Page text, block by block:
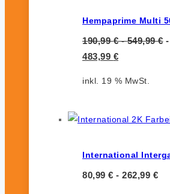
Hempaprime Multi
190,99€-549,99€-
483,99 €
inkl. 19 % MwSt.
International
80,99 € - 262,99 €